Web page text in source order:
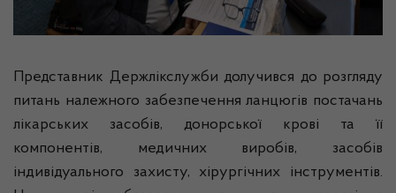
Представник Держлікслужби долучився до розгляду
питань належного забезпечення ланцюгів постачань
лікарських засобів, донорської крові та її
компонентів, медичних виробів, засобів
індивідуального захисту, хірургічних інструментів.